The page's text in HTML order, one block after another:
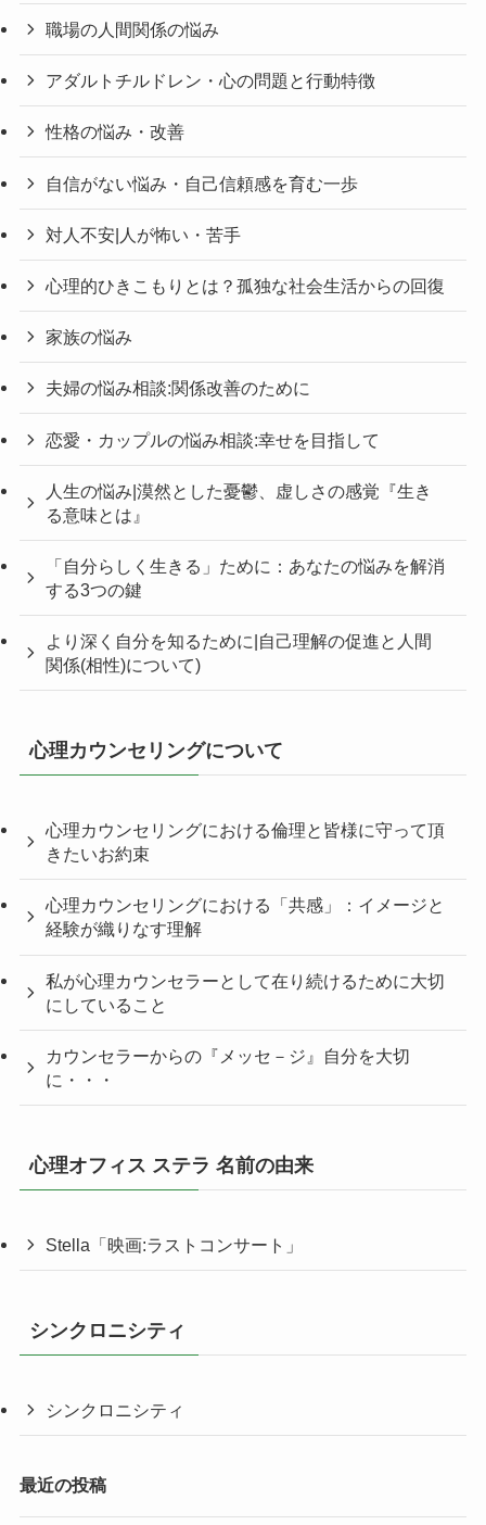
職場の人間関係の悩み
アダルトチルドレン・心の問題と行動特徴
性格の悩み・改善
自信がない悩み・自己信頼感を育む一歩
対人不安|人が怖い・苦手
心理的ひきこもりとは？孤独な社会生活からの回復
家族の悩み
夫婦の悩み相談:関係改善のために
恋愛・カップルの悩み相談:幸せを目指して
人生の悩み|漠然とした憂鬱、虚しさの感覚『生き
る意味とは』
「自分らしく生きる」ために：あなたの悩みを解消
する3つの鍵
より深く自分を知るために|自己理解の促進と人間
関係(相性)について)
心理カウンセリングについて
心理カウンセリングにおける倫理と皆様に守って頂
きたいお約束
心理カウンセリングにおける「共感」：イメージと
経験が織りなす理解
私が心理カウンセラーとして在り続けるために大切
にしていること
カウンセラーからの『メッセ－ジ』自分を大切
に・・・
心理オフィス ステラ 名前の由来
Stella「映画:ラストコンサート」
シンクロニシティ
シンクロニシティ
最近の投稿